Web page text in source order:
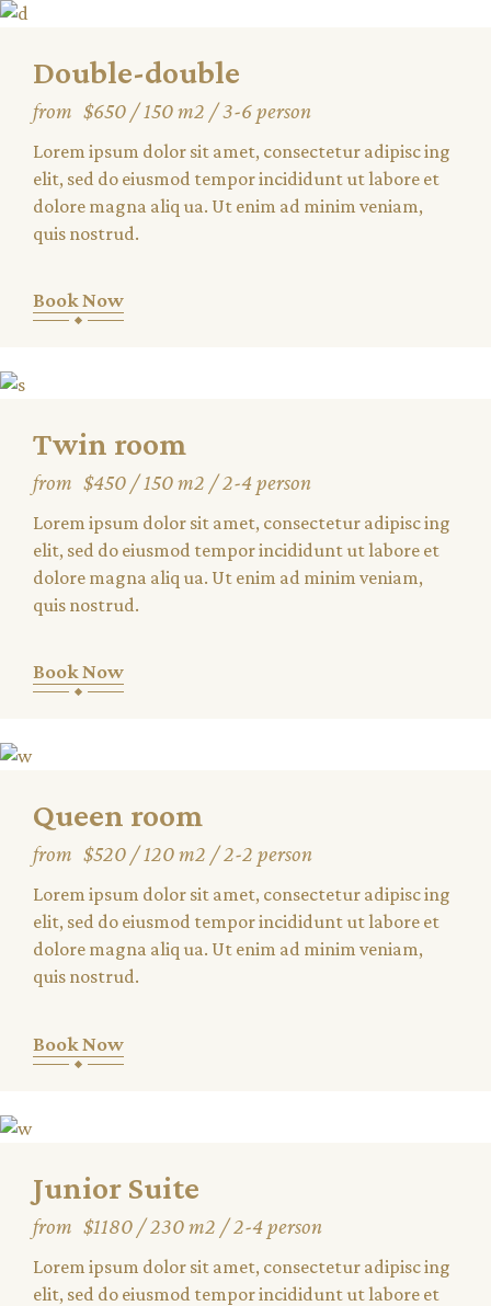
Double-double
from $650 150 m2 3-6 person
Lorem ipsum dolor sit amet, consectetur adipisc ing
elit, sed do eiusmod tempor incididunt ut labore et
dolore magna aliq ua. Ut enim ad minim veniam,
quis nostrud.
Book Now
Twin room
from $450 150 m2 2-4 person
Lorem ipsum dolor sit amet, consectetur adipisc ing
elit, sed do eiusmod tempor incididunt ut labore et
dolore magna aliq ua. Ut enim ad minim veniam,
quis nostrud.
Book Now
Queen room
from $520 120 m2 2-2 person
Lorem ipsum dolor sit amet, consectetur adipisc ing
elit, sed do eiusmod tempor incididunt ut labore et
dolore magna aliq ua. Ut enim ad minim veniam,
quis nostrud.
Book Now
Junior Suite
from $1180 230 m2 2-4 person
Lorem ipsum dolor sit amet, consectetur adipisc ing
elit, sed do eiusmod tempor incididunt ut labore et